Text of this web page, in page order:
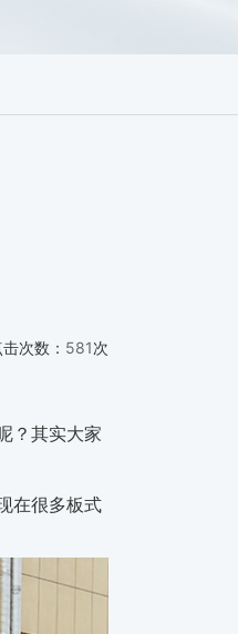
击次数： 581次
？其实大家
在很多板式